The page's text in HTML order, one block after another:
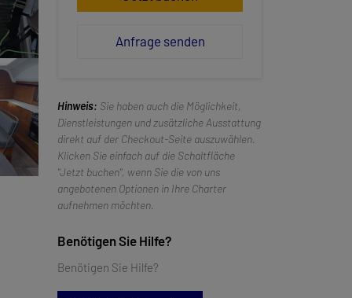
Anfrage senden
Hinweis: Sie haben auch die Möglichkeit,
Dienstleistungen und zusätzliche Ausstattung
direkt auf der Checkout-Seite auszuwählen.
Klicken Sie einfach auf die Schaltfläche
"Jetzt buchen", wenn Sie die von uns
angebotenen Optionen in Ihre Charter
aufnehmen möchten.
Benötigen Sie Hilfe?
Benötigen Sie Hilfe?